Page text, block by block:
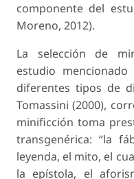
componente del
Moreno, 2012).
La selección de
estudio
diferentes tipos de
Tomassini (2000),
minificción toma
transgenérica: “la
leyenda, el mito, el
la epístola, el